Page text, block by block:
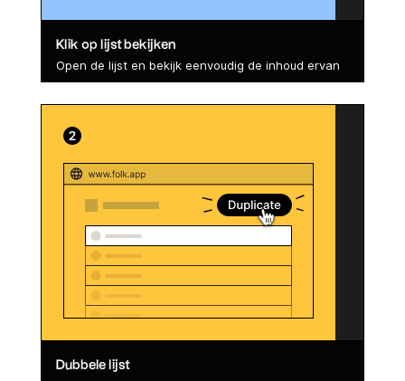
Klik op lijst bekijken
Open de lijst en bekijk eenvoudig de inhoud ervan
Dubbele lijst